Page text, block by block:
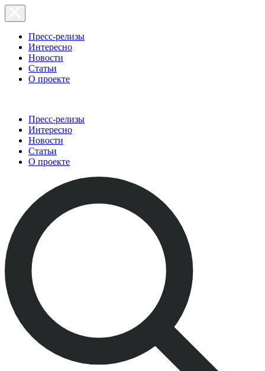
Пресс-релизы
Интересно
Новости
Статьи
О проекте
Пресс-релизы
Интересно
Новости
Статьи
О проекте